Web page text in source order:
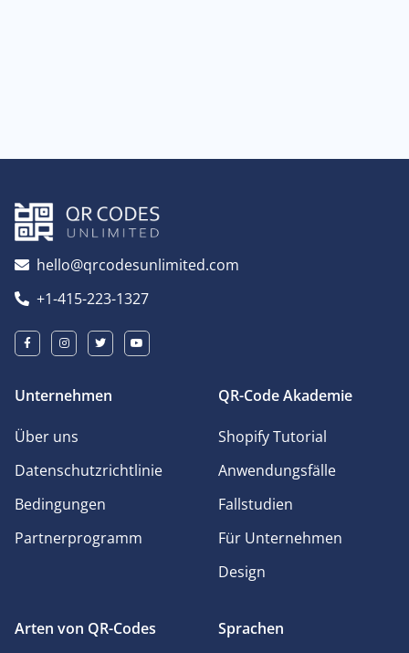
hello@qrcodesunlimited.com
+1-415-223-1327
Unternehmen
Über uns
Datenschutzrichtlinie
Bedingungen
Partnerprogramm
QR-Code Akademie
Shopify Tutorial
Anwendungsfälle
Fallstudien
Für Unternehmen
Design
Arten von QR-Codes Sprachen